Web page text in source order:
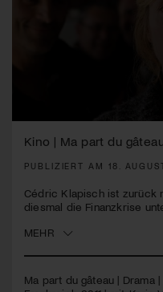
seconds
44
seconds
Kino | Ma part du gâteau
PUBLIZIERT AM 18.
Cédric Klapisch ist zurück
diesmal die Finanzkrise
MEHR
Ma part du gâteau | Drama
Mach mit: «Be Part of the
Engagiere dich als
Mit deiner Mitgliedschaft
Jetzt Mitglied werden